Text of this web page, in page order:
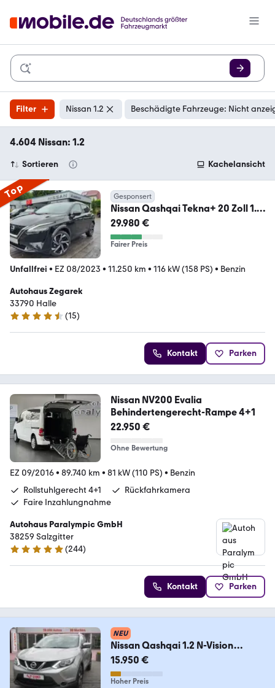
Filter Nissan 1.2 Beschädigte Fahrzeuge: Nicht
4.604 Nissan: 1.2
Sortieren Kachelansicht
Top Gesponsert
Nissan Qashqai Tekna+ 20 Zoll 1.3
Automatik 1 Hand
29.980 €
Fairer Preis
Unfallfrei • EZ 08/2023 • 11.250 km • 116 kW (158 PS) • Benzin
Autohaus Zegarek
33790 Halle
4.7 Sterne
(15)
Kontakt Parken
Nissan NV200 Evalia
Behindertengerecht-Rampe 4+1
22.950 €
Ohne Bewertung
EZ 09/2016• 89.740 km • 81 kW (110 PS) • Benzin
Rollstuhlgerecht 4+1
Rückfahrkamera
Faire Inzahlungnahme
Autohaus Paralympic GmbH
38259 Salzgitter
5 Sterne
(244)
Kontakt Parken
NEU
Nissan Qashqai 1.2 N-Vision
Tempomat Navi 360° Keyless
15.950 €
Hoher Preis